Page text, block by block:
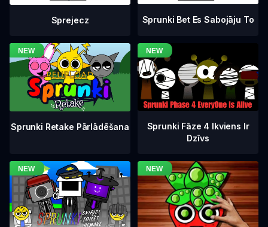
Sprejecz Sprunki Bet Es Sabojāju To
Sprunki Retake Pārlādēšana
Sprunki Fāze 4 Ikviens Ir
Dzīvs